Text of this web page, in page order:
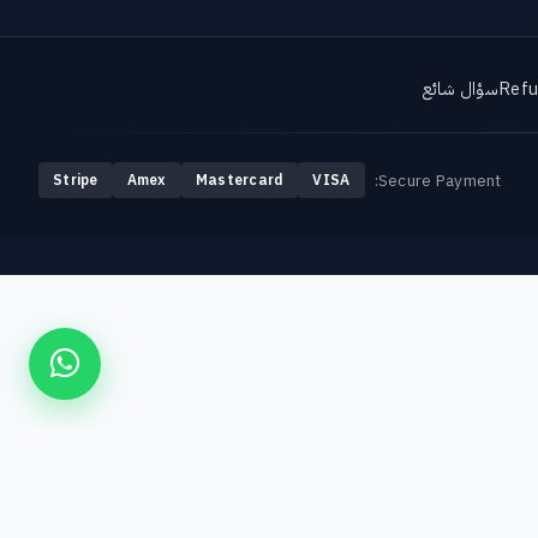
سؤال شائع
Secure Payment:
VISA
Mastercard
Amex
Stripe